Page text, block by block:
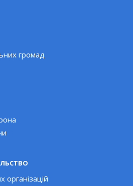
громад
організацій